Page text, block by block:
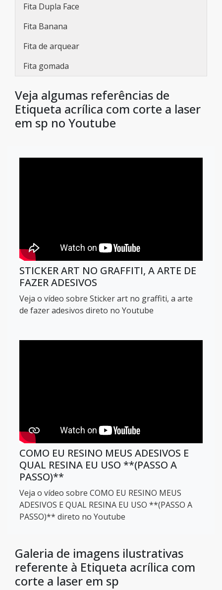
Fita Dupla Face
Fita Banana
Fita de arquear
Fita gomada
Veja algumas referências de
Etiqueta acrílica com corte a laser
em sp no Youtube
STICKER ART NO GRAFFITI, A ARTE DE
FAZER ADESIVOS
Veja o vídeo sobre Sticker art no graffiti, a arte
de fazer adesivos direto no Youtube
COMO EU RESINO MEUS ADESIVOS E
QUAL RESINA EU USO **(PASSO A
PASSO)**
Veja o vídeo sobre COMO EU RESINO MEUS
ADESIVOS E QUAL RESINA EU USO **(PASSO A
PASSO)** direto no Youtube
Galeria de imagens ilustrativas
referente à Etiqueta acrílica com
corte a laser em sp